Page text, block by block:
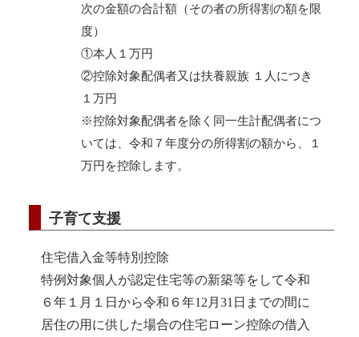
次の金額の合計額（その者の所得割の額を限
度）
①本人１万円
②控除対象配偶者又は扶養親族 １人につき
１万円
※控除対象配偶者を除く同一生計配偶者につ
いては、令和７年度分の所得割の額から、１
万円を控除します。
子育て支援
住宅借入金等特別控除
特例対象個人が認定住宅等の新築等をして令和
６年１月１日から令和６年12月31日までの間に
居住の用に供した場合の住宅ローン控除の借入